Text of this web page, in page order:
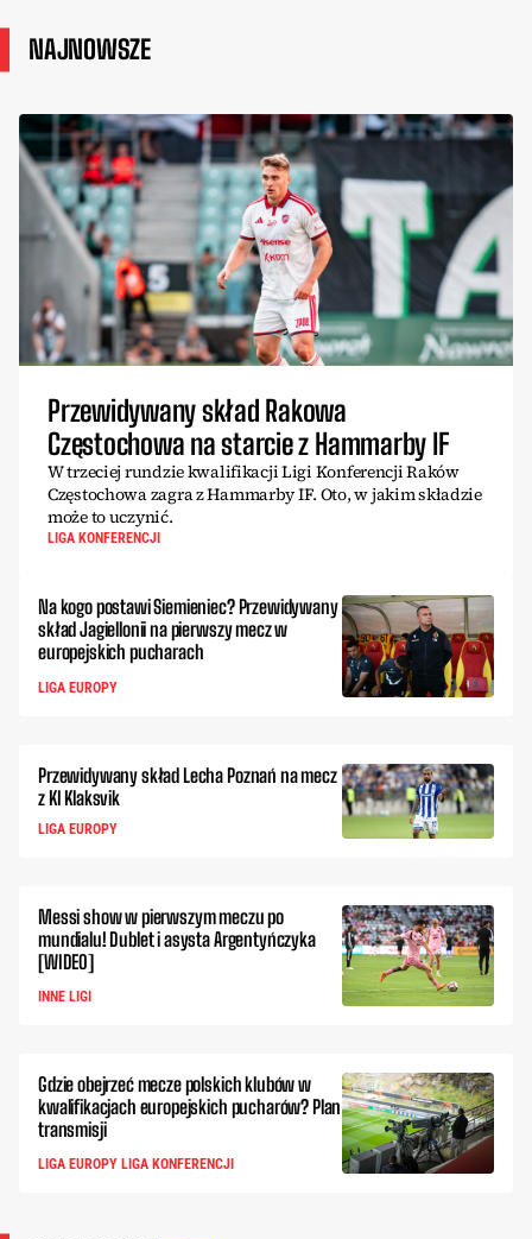
NAJNOWSZE
Przewidywany skład Rakowa
Częstochowa na starcie z Hammarby IF
W trzeciej rundzie kwalifikacji Ligi Konferencji Raków
Częstochowa zagra z Hammarby IF. Oto, w jakim składzie
może to uczynić.
LIGA KONFERENCJI
Na kogo postawi Siemieniec? Przewidywany
skład Jagiellonii na pierwszy mecz w
europejskich pucharach
LIGA EUROPY
Przewidywany skład Lecha Poznań na mecz
z KI Klaksvik
LIGA EUROPY
Messi show w pierwszym meczu po
mundialu! Dublet i asysta Argentyńczyka
[WIDEO]
INNE LIGI
Gdzie obejrzeć mecze polskich klubów w
kwalifikacjach europejskich pucharów? Plan
transmisji
LIGA EUROPY LIGA KONFERENCJI